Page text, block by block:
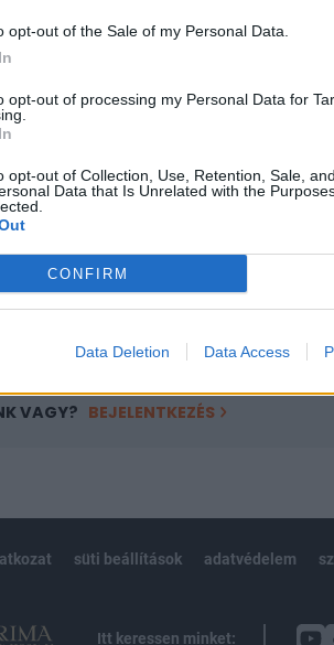
opt-out of the Sale of my Personal Data.
opt-out of processing my Personal Data for
opt-out of Collection, Use, Retention, Sale,
Data that Is Unrelated with the
CONFIRM
Data Deletion Data Access
portfolio.hu hírarchívumához tartozik,
tartalmazza:
cikkarchívum
elmúlt 2 év napon belüli
VAGY? BEJELENTKEZÉS
süti beállítások adatvédelem
Itt keressen minket: